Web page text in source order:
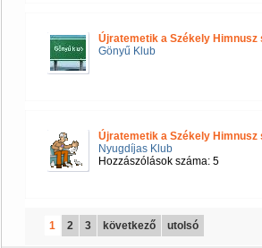
Újratemetik a Székely Himnusz
Gönyű Klub
Újratemetik a Székely Himnusz
Nyugdíjas Klub
Hozzászólások száma: 5
1 2 3 következő utolsó